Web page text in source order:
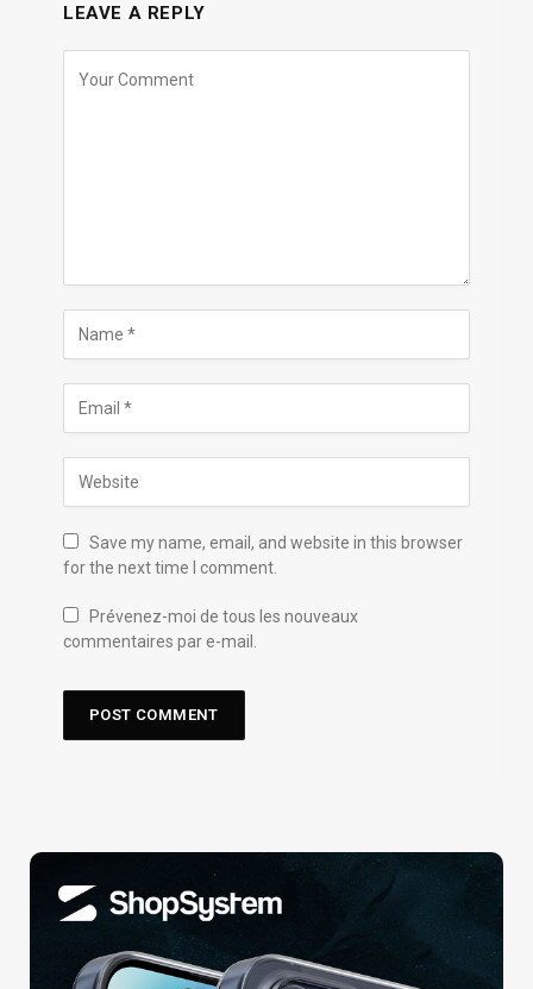
LEAVE A REPLY
Save my name, email, and website in this browser
for the next time I comment.
Prévenez-moi de tous les nouveaux
commentaires par e-mail.